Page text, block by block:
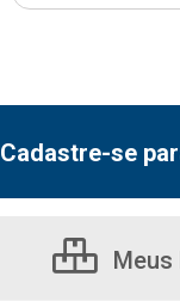
Cadastre-se
Meus